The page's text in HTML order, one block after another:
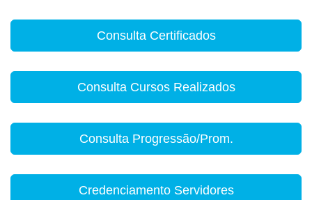
Consulta Certificados
Consulta Cursos Realizados
Consulta Progressão/Prom.
Credenciamento Servidores